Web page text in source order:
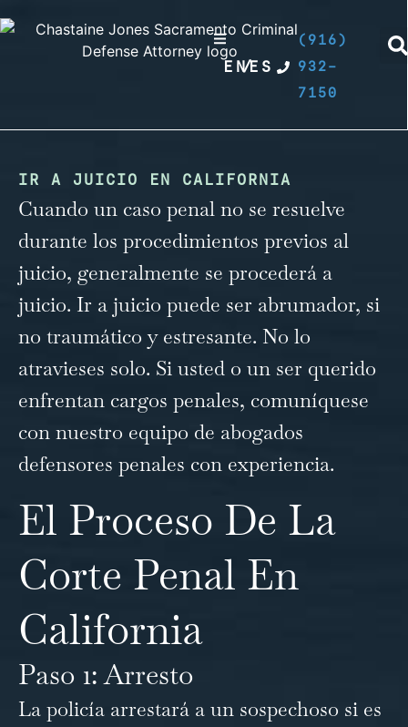
EN
/ES
(916)
932-
7150
IR A JUICIO EN CALIFORNIA
Cuando un caso penal no se resuelve
durante los procedimientos previos al
juicio, generalmente se procederá a
juicio. Ir a juicio puede ser abrumador, si
no traumático y estresante. No lo
atravieses solo. Si usted o un ser querido
enfrentan cargos penales, comuníquese
con nuestro equipo de abogados
defensores penales con experiencia.
El Proceso De La
Corte Penal En
California
Paso 1: Arresto
La policía arrestará a un sospechoso si es